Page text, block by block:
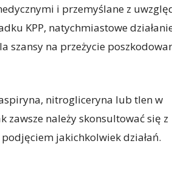
i przemyślane z
KPP, natychmiastowe
szansy na przeżycie
nitrogliceryna lub tlen w
zawsze należy skonsultować się z
jakichkolwiek działań.